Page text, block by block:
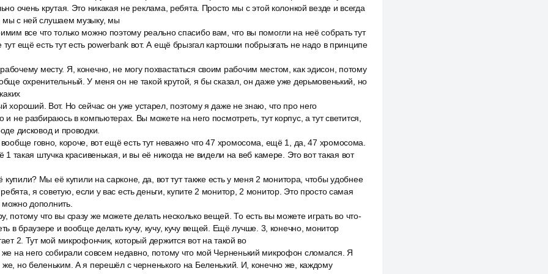
очень крутая. Это никакая не реклама, ребята. Просто мы с этой колонкой везде и всегда
мы с ней слушаем музыку, мы
все что только можно поэтому реально спасибо вам, что вы помогли на неё собрать тут
ещё есть тут есть powerbank вот. А ещё брызгал картошки побрызгать не надо в принципе
месту. Я, конечно, не могу похвастаться своим рабочим местом, как эдисон, потому
охренительный. У меня он не такой крутой, я бы сказал, он даже уже дерьмовенький, но
хороший. Вот. Но сейчас он уже устарел, поэтому я даже не знаю, что про него
и не разбираюсь в компьютерах. Вы можете на него посмотреть, тут корпус, а тут светится,
дисковод и проводки.
говно, короче, вот ещё есть тут неважно что 47 хромосома, ещё 1, да, 47 хромосома.
1 такая штучка красивенькая, и вы её никогда не видели на веб камере. Это вот такая вот
купили? Мы её купили на сарконе, да, вот тут также есть у меня 2 монитора, чтобы удобнее
я советую, если у вас есть деньги, купите 2 монитор, 2 монитор. Это просто самая
дополнить.
потому что вы сразу же можете делать несколько вещей. То есть вы можете играть во что-
в браузере и вообще делать кучу, кучу, кучу вещей. Ещё лучше. 3, конечно, монитор
2. Тут мой микрофончик, который держится вот на такой во
на него собирали совсем недавно, потому что мой Черненький микрофон сломался. Я
же, но беленьким. А я перешёл с черненького на Беленький. И, конечно же, каждому